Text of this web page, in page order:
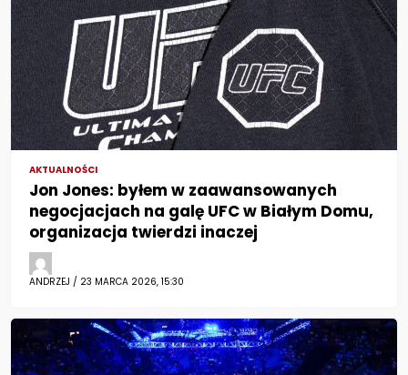
AKTUALNOŚCI
Jon Jones: byłem w zaawansowanych
negocjacjach na galę UFC w Białym Domu,
organizacja twierdzi inaczej
ANDRZEJ / 23 MARCA 2026, 15:30